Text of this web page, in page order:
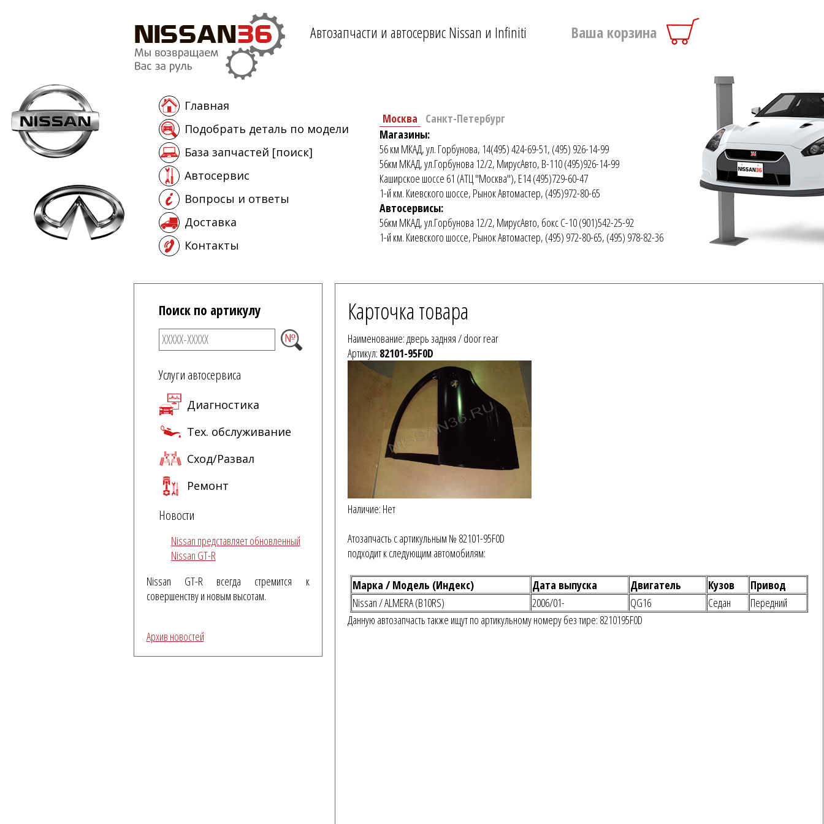
Автозапчасти и автосервис Nissan и Infiniti Ваша корзина
Главная
Подобрать деталь по модели
База запчастей [поиск]
Автосервис
Вопросы и ответы
Доставка
Контакты
Москва
Санкт-Петербург
Магазины:
56 км МКАД, ул. Горбунова, 14(495) 424-69-51, (495) 926-14-99
56км МКАД, ул.Горбунова 12/2, МирусАвто, В-110 (495)926-14-99
Каширское шоссе 61 (АТЦ "Москва"), E14 (495)729-60-47
1-й км. Киевского шоссе, Рынок Автомастер, (495)972-80-65
Автосервисы:
56км МКАД, ул.Горбунова 12/2, МирусАвто, бокс С-10 (901)542-25-92
1-й км. Киевского шоссе, Рынок Автомастер, (495) 972-80-65, (495) 978-82-36
Поиск по артикулу
Услуги автосервиса
Диагностика
Тех. обслуживание
Сход/Развал
Ремонт
Новости
Nissan представляет обновленный
Nissan GT-R
Nissan GT-R всегда стремится к
совершенству и новым высотам.
Архив новостей
Карточка товара
Наименование: дверь задняя / door rear
Артикул: 82101-95F0D
Наличие: Нет
Атозапчасть с артикульным № 82101-95F0D
подходит к следующим автомобилям:
Марка / Модель (Индекс) Дата выпуска Двигатель Кузов
Привод
Nissan / ALMERA (B10RS)
2006/01- QG16 Седан
Передний
Данную автозапчасть также ищут по артикульному номеру без тире: 8210195F0D